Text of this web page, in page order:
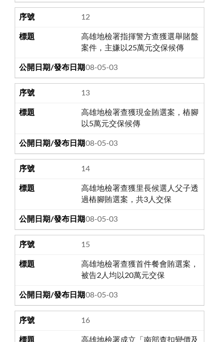
12
高雄地檢署指揮警方查獲選舉賭盤
案件，主嫌以25萬元交保候傳
108-05-03
13
高雄地檢署查獲現金賄選案，樁腳
以5萬元交保候傳
108-05-03
14
高雄地檢署查獲里長候選人父子透
過樁腳賄選案，共3人交保
108-05-03
15
高雄地檢署查獲首件餐會賄選案，
被告2人均以20萬元交保
108-05-03
16
高雄地檢署成立「南部查扣變價及